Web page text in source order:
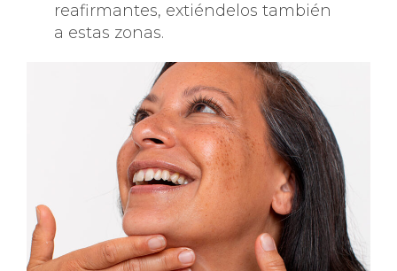
reafirmantes, extiéndelos también
a estas zonas.